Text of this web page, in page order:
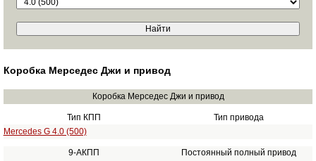
Коробка Мерседес Джи и привод
Коробка Мерседес Джи и привод
Тип КПП
Тип привода
Mercedes G 4.0 (500)
9-АКПП
Постоянный полный привод